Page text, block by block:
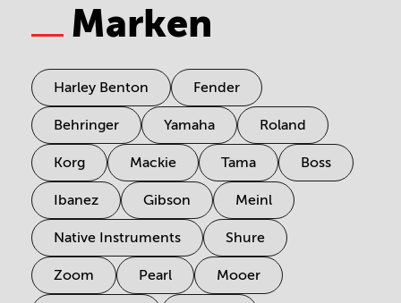
Marken
Harley Benton Fender
Behringer Yamaha Roland
Korg Mackie Tama Boss
Ibanez Gibson Meinl
Native Instruments Shure
Zoom Pearl Mooer